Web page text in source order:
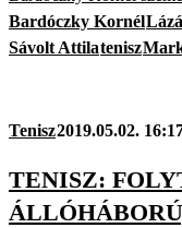
Bardóczky Kornél
Sávolt Attilatenisz
Tenisz2019.05.02.
TENISZ: